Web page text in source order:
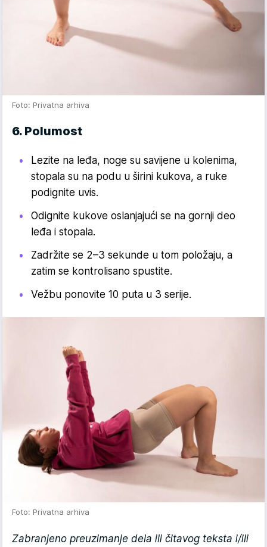
Foto: Privatna arhiva
6. Polumost
Lezite na leđa, noge su savijene u kolenima,
stopala su na podu u širini kukova, a ruke
podignite uvis.
Odignite kukove oslanjajući se na gornji deo
leđa i stopala.
Zadržite se 2–3 sekunde u tom položaju, a
zatim se kontrolisano spustite.
Vežbu ponovite 10 puta u 3 serije.
Foto: Privatna arhiva
Zabranjeno preuzimanje dela ili čitavog teksta i/ili